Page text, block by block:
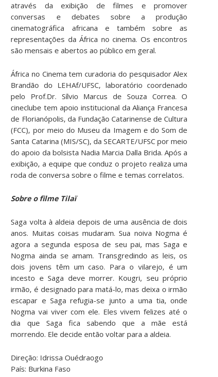
através da exibição de filmes e promover
conversas e debates sobre a produção
cinematográfica africana e também sobre as
representações da África no cinema. Os encontros
são mensais e abertos ao público em geral.
África no Cinema tem curadoria do pesquisador Alex
Brandão do LEHAf/UFSC, laboratório coordenado
pelo Prof.Dr. Sílvio Marcus de Souza Correa. O
cineclube tem apoio institucional da Aliança Francesa
de Florianópolis, da Fundação Catarinense de Cultura
(FCC), por meio do Museu da Imagem e do Som de
Santa Catarina (MIS/SC), da SECARTE/UFSC por meio
do apoio da bolsista Nadia Marcia Dalla Brida. Após a
exibição, a equipe que conduz o projeto realiza uma
roda de conversa sobre o filme e temas correlatos.
Sobre o filme Tilaï
Saga volta à aldeia depois de uma ausência de dois
anos. Muitas coisas mudaram. Sua noiva Nogma é
agora a segunda esposa de seu pai, mas Saga e
Nogma ainda se amam. Transgredindo as leis, os
dois jovens têm um caso. Para o vilarejo, é um
incesto e Saga deve morrer. Kougri, seu próprio
irmão, é designado para matá-lo, mas deixa o irmão
escapar e Saga refugia-se junto a uma tia, onde
Nogma vai viver com ele. Eles vivem felizes até o
dia que Saga fica sabendo que a mãe está
morrendo. Ele decide então voltar para a aldeia.
Direção: Idrissa Ouédraogo
País: Burkina Faso